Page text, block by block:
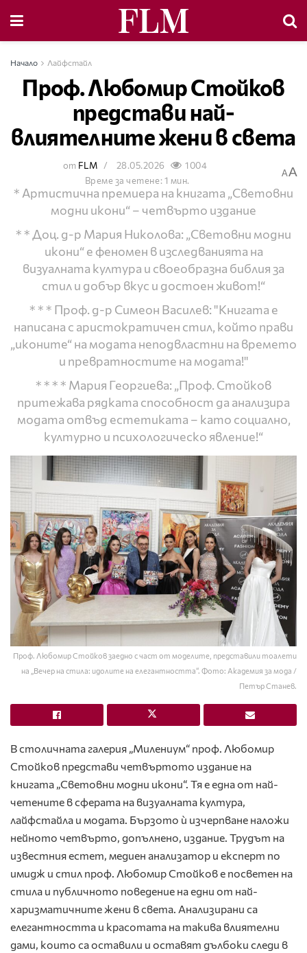
Начало Лайфстайл
Проф. Любомир Стойков
представи най-
влиятелните жени в света
от FLM 28.05.2026
1004
Време за четене: 1 мин.
AA
* Артистична премиера на книгата „Световни
модни икони“ – четвърто издание
* * Доц. д-р Мария Николова: „Световни модни
икони“ е феномен в изследванията на
визуалната култура и своеобразна библия за
стил и добър вкус и достоен живот!“
* * * Проф. д-р Симеон Василев: "Книгата е
написана с аристократичен стил, който прави
„иконите“ на модата неподвластни на времето
и превратностите на модата!"
* * * * Мария Георгиева: „Проф. Стойков
притежава рядката способност да анализира
модата отвъд естетиката – като социално,
културно и психологическо явление!“
Проф. Любомир Стойков заедно с част от моделите, представили тоалети
на „Вечер на стила: идолите на елегантността“. Фото: Академия за мода /
Петър Станев.
В столичната галерия „Милениум“ проф. Любомир
Стойков представи четвъртото издание на
книгата „Световни модни икони“. Тя е една от най-
четените в сферата на визуалната култура,
лайфстайла и модата. Бързото ѝ изчерпване наложи
нейното четвърто, допълнено, издание. Трудът на
известния естет, медиен анализатор и експерт по
имидж и стил проф. Любомир Стойков е посветен на
стила и публичното поведение на едни от най-
харизматичните жени в света. Анализирани са
елегантността и красотата на такива влиятелни
дами, които са оставили и оставят дълбоки следи в